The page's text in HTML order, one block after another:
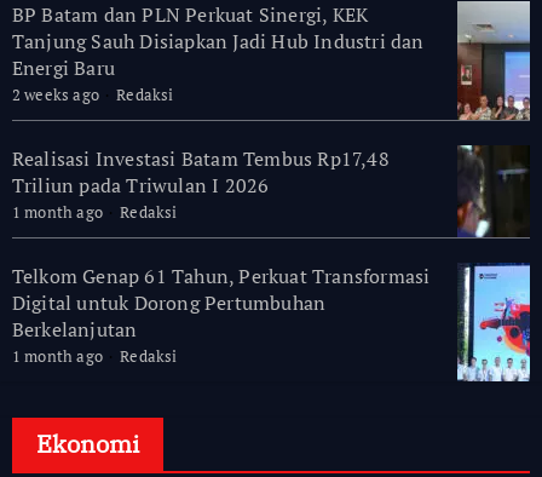
BP Batam dan PLN Perkuat Sinergi, KEK
Tanjung Sauh Disiapkan Jadi Hub Industri dan
Energi Baru
2 weeks ago Redaksi
Realisasi Investasi Batam Tembus Rp17,48
Triliun pada Triwulan I 2026
1 month ago Redaksi
Telkom Genap 61 Tahun, Perkuat Transformasi
Digital untuk Dorong Pertumbuhan
Berkelanjutan
1 month ago Redaksi
Ekonomi